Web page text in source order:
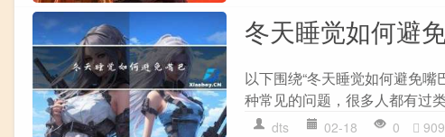
冬天睡觉如何避
以下围绕“冬天睡觉如何避免
种常见的问题，很多人都有过
dts 02-18 0 909